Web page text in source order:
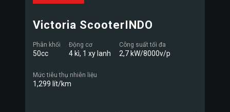
Victoria ScooterINDO
Phân khối
50cc
Động cơ
4 kì, 1 xy lanh
Công suất tối đa
2,7 kW/8000v/p
Mức tiêu thụ nhiên liệu
1,299 lít/km